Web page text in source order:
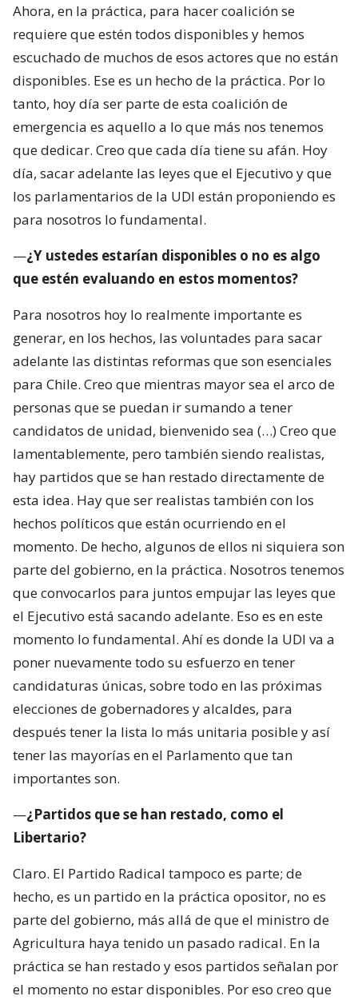
Ahora, en la práctica, para hacer coalición se
requiere que estén todos disponibles y hemos
escuchado de muchos de esos actores que no están
disponibles. Ese es un hecho de la práctica. Por lo
tanto, hoy día ser parte de esta coalición de
emergencia es aquello a lo que más nos tenemos
que dedicar. Creo que cada día tiene su afán. Hoy
día, sacar adelante las leyes que el Ejecutivo y que
los parlamentarios de la UDI están proponiendo es
para nosotros lo fundamental.
—¿Y ustedes estarían disponibles o no es algo
que estén evaluando en estos momentos?
Para nosotros hoy lo realmente importante es
generar, en los hechos, las voluntades para sacar
adelante las distintas reformas que son esenciales
para Chile. Creo que mientras mayor sea el arco de
personas que se puedan ir sumando a tener
candidatos de unidad, bienvenido sea (…) Creo que
lamentablemente, pero también siendo realistas,
hay partidos que se han restado directamente de
esta idea. Hay que ser realistas también con los
hechos políticos que están ocurriendo en el
momento. De hecho, algunos de ellos ni siquiera son
parte del gobierno, en la práctica. Nosotros tenemos
que convocarlos para juntos empujar las leyes que
el Ejecutivo está sacando adelante. Eso es en este
momento lo fundamental. Ahí es donde la UDI va a
poner nuevamente todo su esfuerzo en tener
candidaturas únicas, sobre todo en las próximas
elecciones de gobernadores y alcaldes, para
después tener la lista lo más unitaria posible y así
tener las mayorías en el Parlamento que tan
importantes son.
—¿Partidos que se han restado, como el
Libertario?
Claro. El Partido Radical tampoco es parte; de
hecho, es un partido en la práctica opositor, no es
parte del gobierno, más allá de que el ministro de
Agricultura haya tenido un pasado radical. En la
práctica se han restado y esos partidos señalan por
el momento no estar disponibles. Por eso creo que